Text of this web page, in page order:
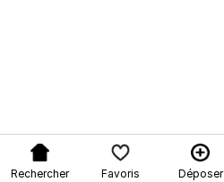
Rechercher Favoris Déposer